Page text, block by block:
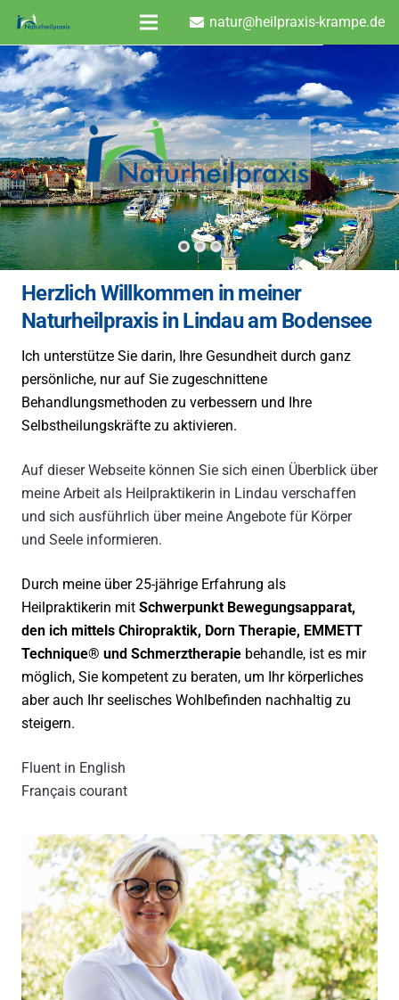
natur@heilpraxis-krampe.de
Herzlich Willkommen in meiner
Naturheilpraxis in Lindau am Bodensee
Ich unterstütze Sie darin, Ihre Gesundheit durch ganz
persönliche, nur auf Sie zugeschnittene
Behandlungsmethoden zu verbessern und Ihre
Selbstheilungskräfte zu aktivieren.
Auf dieser Webseite können Sie sich einen Überblick über
meine Arbeit als Heilpraktikerin in Lindau verschaffen
und sich ausführlich über meine Angebote für Körper
und Seele informieren.
Durch meine über 25-jährige Erfahrung als
Heilpraktikerin mit Schwerpunkt Bewegungsapparat,
den ich mittels Chiropraktik, Dorn Therapie, EMMETT
Technique® und Schmerztherapie behandle, ist es mir
möglich, Sie kompetent zu beraten, um Ihr körperliches
aber auch Ihr seelisches Wohlbefinden nachhaltig zu
steigern.
Fluent in English
Français courant